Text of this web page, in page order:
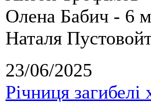
Олена Бабич - 6
Наталя
23/06/2025
Річниця загибелі